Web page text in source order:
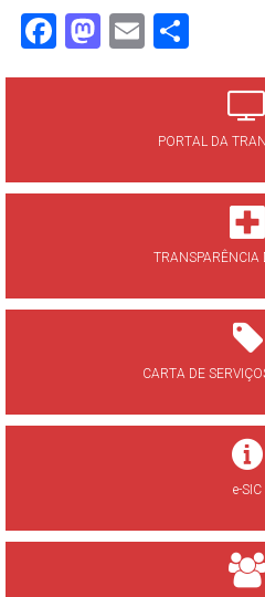
Facebook
Mastodon
Email
PORTAL DA
TRANSPARÊNCIA
CARTA DE
e-SIC